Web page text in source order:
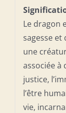
Le dragon
sagesse et
une
associée à
justice,
l’être
vie,